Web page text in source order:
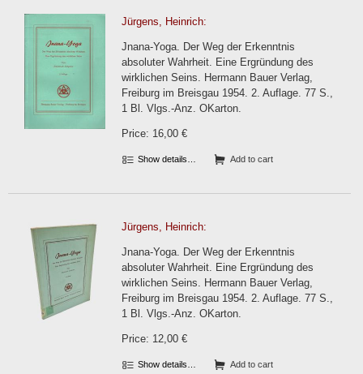
Jürgens, Heinrich:
Jnana-Yoga. Der Weg der Erkenntnis
absoluter Wahrheit. Eine Ergründung des
wirklichen Seins. Hermann Bauer Verlag,
Freiburg im Breisgau 1954. 2. Auflage. 77 S.,
1 Bl. Vlgs.-Anz. OKarton.
Price: 16,00 €
Show details… Add to cart
Jürgens, Heinrich:
Jnana-Yoga. Der Weg der Erkenntnis
absoluter Wahrheit. Eine Ergründung des
wirklichen Seins. Hermann Bauer Verlag,
Freiburg im Breisgau 1954. 2. Auflage. 77 S.,
1 Bl. Vlgs.-Anz. OKarton.
Price: 12,00 €
Show details… Add to cart